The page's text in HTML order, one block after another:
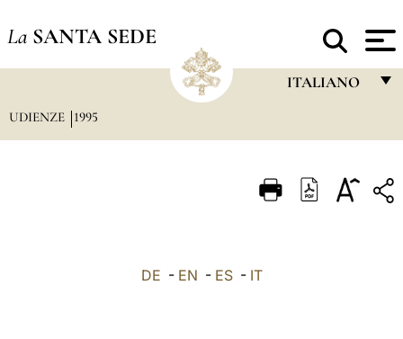
La SANTA SEDE
ITALIANO
ITALIANO
UDIENZE 1995
DE - EN - ES- IT